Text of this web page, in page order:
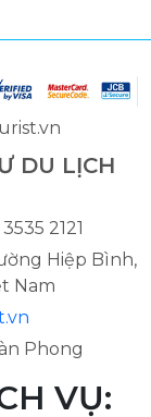
DU LỊCH
2121
Hiệp Bình,
Nam
Phong
VỤ: